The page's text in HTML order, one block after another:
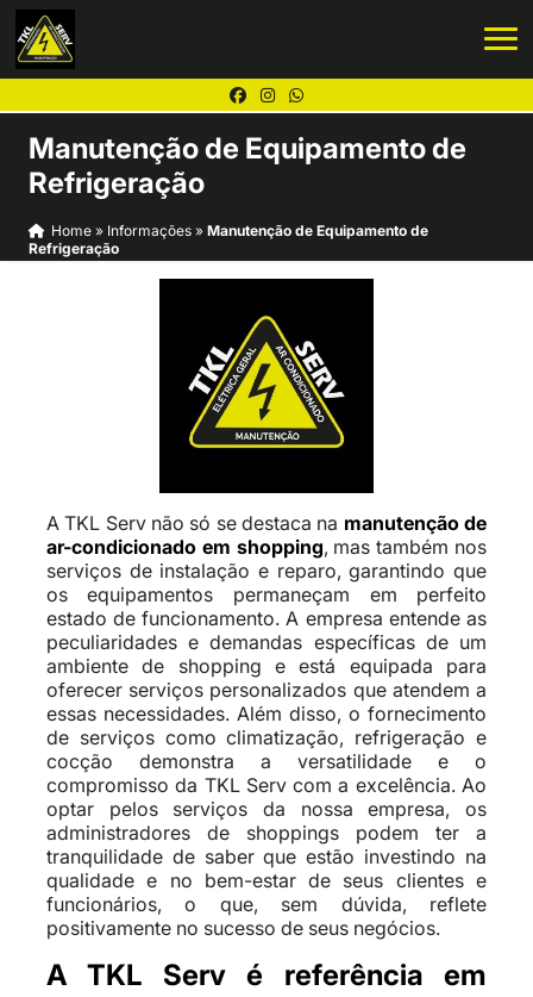
Manutenção de Equipamento de
Refrigeração
Home» Informações » Manutenção de Equipamento de
Refrigeração
A TKL Serv não só se destaca na manutenção de
ar-condicionado em shopping, mas também nos
serviços de instalação e reparo, garantindo que
os equipamentos permaneçam em perfeito
estado de funcionamento. A empresa entende as
peculiaridades e demandas específicas de um
ambiente de shopping e está equipada para
oferecer serviços personalizados que atendem a
essas necessidades. Além disso, o fornecimento
de serviços como climatização, refrigeração e
cocção demonstra a versatilidade e o
compromisso da TKL Serv com a excelência. Ao
optar pelos serviços da nossa empresa, os
administradores de shoppings podem ter a
tranquilidade de saber que estão investindo na
qualidade e no bem-estar de seus clientes e
funcionários, o que, sem dúvida, reflete
positivamente no sucesso de seus negócios.
A TKL Serv é referência em